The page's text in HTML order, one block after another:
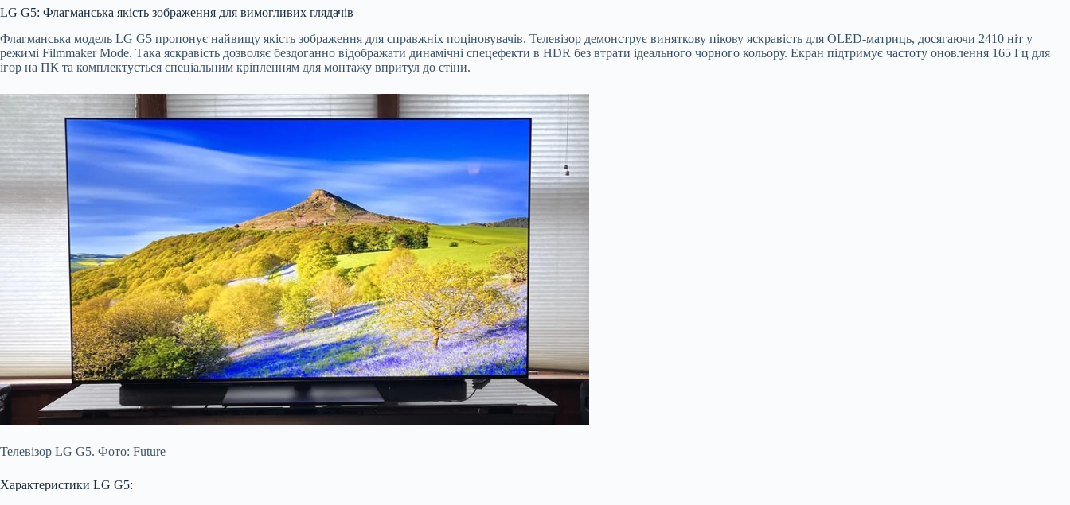
LG G5: Флагманська якість зображення для вимогливих глядачів
Флагманська модель LG G5 пропонує найвищу якість зображення для справжніх поціновувачів. Телевізор демонструє виняткову пікову яскравість для OLED-матриць, досягаючи 2410 ніт у
режимі Filmmaker Mode. Така яскравість дозволяє бездоганно відображати динамічні спецефекти в HDR без втрати ідеального чорного кольору. Екран підтримує частоту оновлення 165 Гц для
ігор на ПК та комплектується спеціальним кріпленням для монтажу впритул до стіни.
Телевізор LG G5. Фото: Future
Характеристики LG G5: